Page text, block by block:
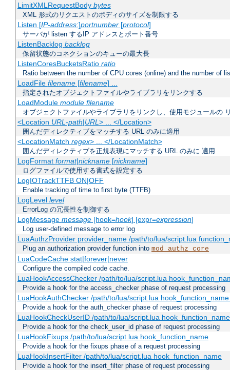
LimitXMLRequestBody bytes
XML 形式のリクエストのボディのサイズを制限する
Listen [IP-address:]portnumber[protocol]
サーバが listen するIP アドレスとポート番号
ListenBacklog backlog
保留状態のコネクションのキューの最大長
ListenCoresBucketsRatio ratio
Ratio between the number of CPU cores (online) and the number of
LoadFile filename[filename] ...
指定されたオブジェクトファイルやライブラリをリンクする
LoadModule module filename
オブジェクトファイルやライブラリをリンクし、使用モジュールの
<Location URL-path|URL> ... </Location>
囲んだディレクティブをマッチする URL のみに適用
<LocationMatch regex> ... </LocationMatch>
囲んだディレクティブを正規表現にマッチする URL のみに 適用
LogFormat format|nickname[nickname]
ログファイルで使用する書式を設定する
LogIOTrackTTFB ON|OFF
Enable tracking of time to first byte (TTFB)
LogLevel level
ErrorLog の冗長性を制御する
LogMessage message[hook=hook] [expr=expression]
Log user-defined message to error log
LuaAuthzProvider provider_name /path/to/lua/script.lua
Plug an authorization provider function into mod_authz_core
LuaCodeCache stat|forever|never
Configure the compiled code cache.
LuaHookAccessChecker /path/to/lua/script.lua
Provide a hook for the access_checker phase of request processing
LuaHookAuthChecker /path/to/lua/script.lua
Provide a hook for the auth_checker phase of request processing
LuaHookCheckUserID /path/to/lua/script.lua
Provide a hook for the check_user_id phase of request processing
LuaHookFixups /path/to/lua/script.lua hook_function_name
Provide a hook for the fixups phase of a request processing
LuaHookInsertFilter /path/to/lua/script.lua hook_function_name
Provide a hook for the insert_filter phase of request processing